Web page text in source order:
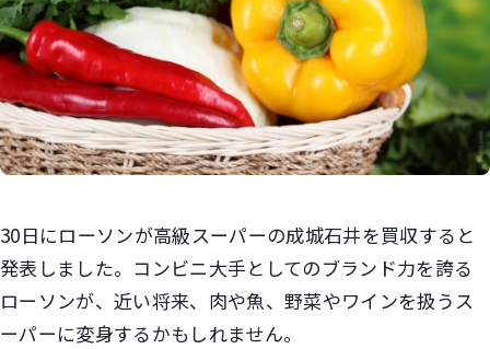
30日にローソンが高級スーパーの成城石井を買収すると
発表しました。コンビニ大手としてのブランド力を誇る
ローソンが、近い将来、肉や魚、野菜やワインを扱うス
ーパーに変身するかもしれません。